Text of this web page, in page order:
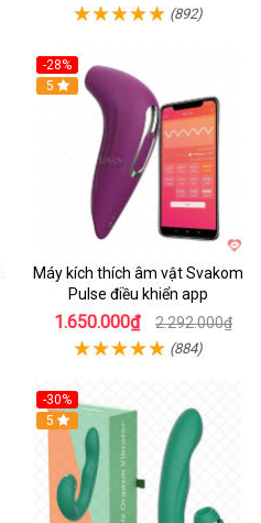
(892)
-28%
Hot
5
Máy kích thích âm vật Svakom
Pulse điều khiển app
1.650.000₫ 2.292.000₫
(884)
-30%
Hot
5